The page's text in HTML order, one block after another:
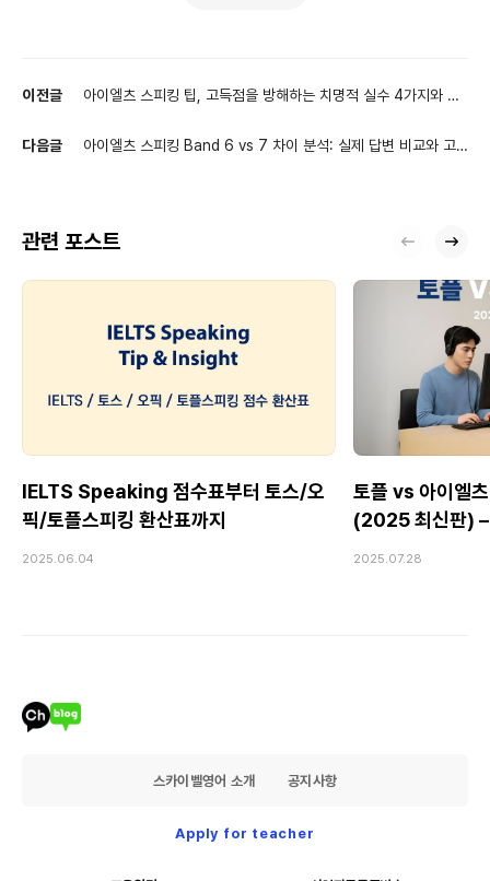
이전글
아이엘츠 스피킹 팁, 고득점을 방해하는 치명적 실수 4가지와 답
다음글
아이엘츠 스피킹 Band 6 vs 7 차이 분석: 실제 답변 비교와 고
관련 포스트
IELTS Speaking 점수표부터 토스/오
픽/토플스피킹 환산표까지
2025.06.04
토플 vs 아이엘
(2025 최신판) –
2025.07.28
스카이벨영어 소개 공지사항
Apply for teacher